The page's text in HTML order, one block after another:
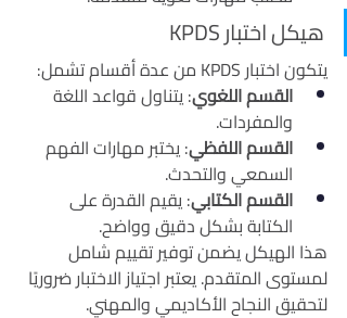
هيكل اختبار KPDS
يتكون اختبار KPDS من عدة أقسام تشمل:
القسم اللغوي: يتناول قواعد اللغة
والمفردات.
القسم اللفظي: يختبر مهارات الفهم
السمعي والتحدث.
القسم الكتابي: يقيم القدرة على
الكتابة بشكل دقيق وواضح.
هذا الهيكل يضمن توفير تقييم شامل
لمستوى المتقدم. يعتبر اجتياز الاختبار ضروريًا
لتحقيق النجاح الأكاديمي والمهني.